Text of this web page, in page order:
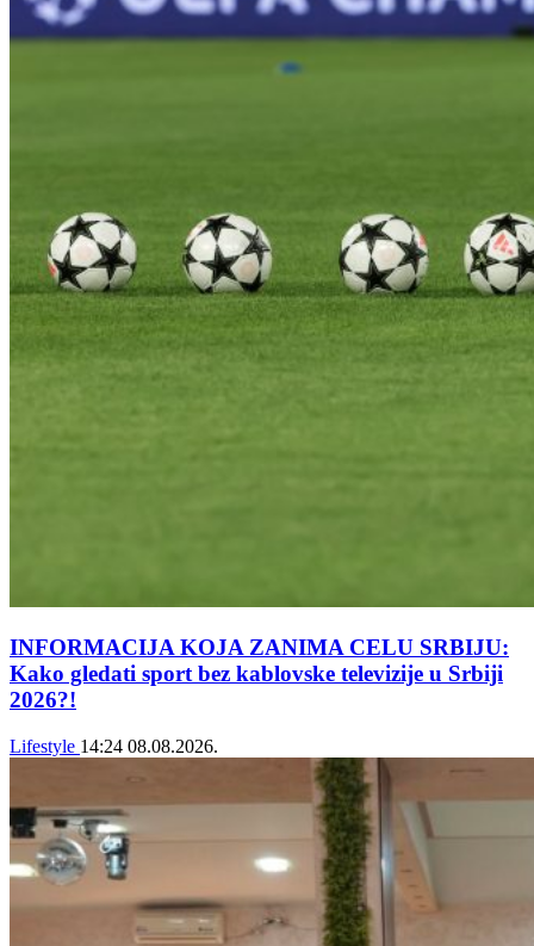
INFORMACIJA KOJA ZANIMA CELU SRBIJU:
Kako gledati sport bez kablovske televizije u Srbiji
2026?!
Lifestyle 14:24 08.08.2026.